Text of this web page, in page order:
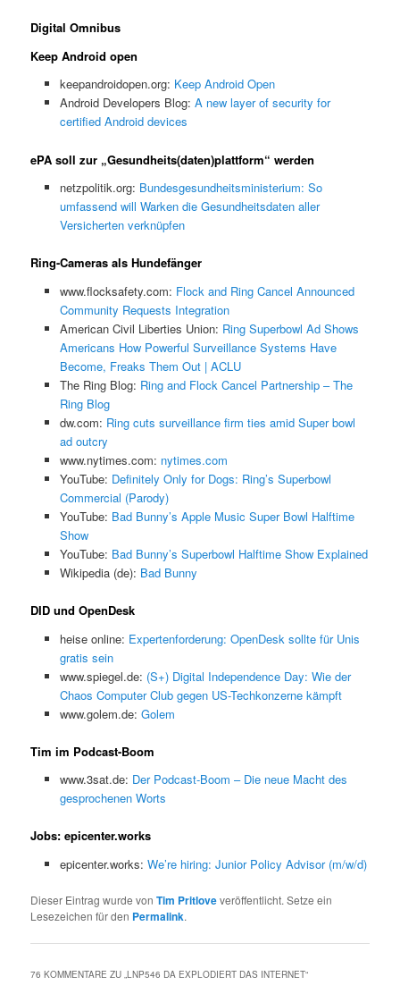
Digital Omnibus
Keep Android open
keepandroidopen.org: Keep Android Open
Android Developers Blog: A new layer of security for
certified Android devices
ePA soll zur „Gesundheits(daten)plattform“ werden
netzpolitik.org: Bundesgesundheitsministerium: So
umfassend will Warken die Gesundheitsdaten aller
Versicherten verknüpfen
Ring-Cameras als Hundefänger
www.flocksafety.com: Flock and Ring Cancel Announced
Community Requests Integration
American Civil Liberties Union: Ring Superbowl Ad Shows
Americans How Powerful Surveillance Systems Have
Become, Freaks Them Out | ACLU
The Ring Blog: Ring and Flock Cancel Partnership – The
Ring Blog
dw.com: Ring cuts surveillance firm ties amid Super bowl
ad outcry
www.nytimes.com: nytimes.com
YouTube: Definitely Only for Dogs: Ring’s Superbowl
Commercial (Parody)
YouTube: Bad Bunny’s Apple Music Super Bowl Halftime
Show
YouTube: Bad Bunny’s Superbowl Halftime Show Explained
Wikipedia (de): Bad Bunny
DID und OpenDesk
heise online: Expertenforderung: OpenDesk sollte für Unis
gratis sein
www.spiegel.de: (S+) Digital Independence Day: Wie der
Chaos Computer Club gegen US-Techkonzerne kämpft
www.golem.de: Golem
Tim im Podcast-Boom
www.3sat.de: Der Podcast-Boom – Die neue Macht des
gesprochenen Worts
Jobs: epicenter.works
epicenter.works: We’re hiring: Junior Policy Advisor (m/w/d)
Dieser Eintrag wurde vonTim Pritloveveröffentlicht. Setze ein
Lesezeichen für den Permalink.
76 KOMMENTARE ZU „LNP546 DA EXPLODIERT DAS INTERNET“